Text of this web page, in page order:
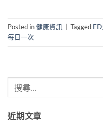
Posted in健康資訊 Tagged
每日一次
近期文章